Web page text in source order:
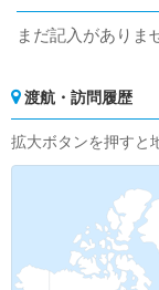
まだ記入がありま
渡航・訪問履歴
拡大ボタンを押すと